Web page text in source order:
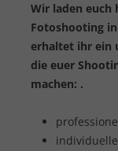
Wir laden euch
Fotoshooting
erhaltet ihr ein
die euer
machen: .